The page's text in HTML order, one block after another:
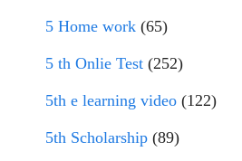
5 Home work (65)
5 th Onlie Test (252)
5th e learning video (122)
5th Scholarship (89)